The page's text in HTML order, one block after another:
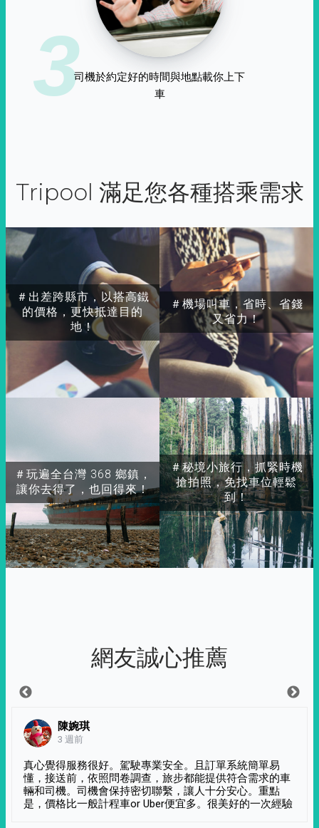
3司機於約定好的時間與地點載你上下
車
Tripool 滿足您各種搭乘需求
＃出差跨縣市，以搭高鐵
的價格，更快抵達目的
地！
＃玩遍全台灣 368 鄉鎮，
讓你去得了，也回得來！
＃秘境小旅行，抓緊時機
搶拍照，免找車位輕鬆
到！
＃機場叫車，省時、省錢
又省力！
網友誠心推薦
陳婉琪
3 週前
真心覺得服務很好。駕駛專業安全。且訂單系統簡單易
懂，接送前，依照問卷調查，旅步都能提供符合需求的車
輛和司機。司機會保持密切聯繫，讓人十分安心。重點
是，價格比一般計程車or Uber便宜多。很美好的一次經驗